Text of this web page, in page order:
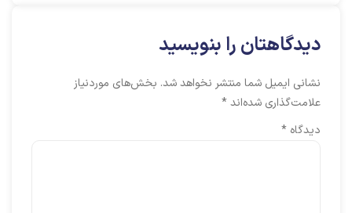
دیدگاهتان را بنویسید
نشانی ایمیل شما منتشر نخواهد شد. بخش‌های موردنیاز
علامت‌گذاری شده‌اند*
دیدگاه *